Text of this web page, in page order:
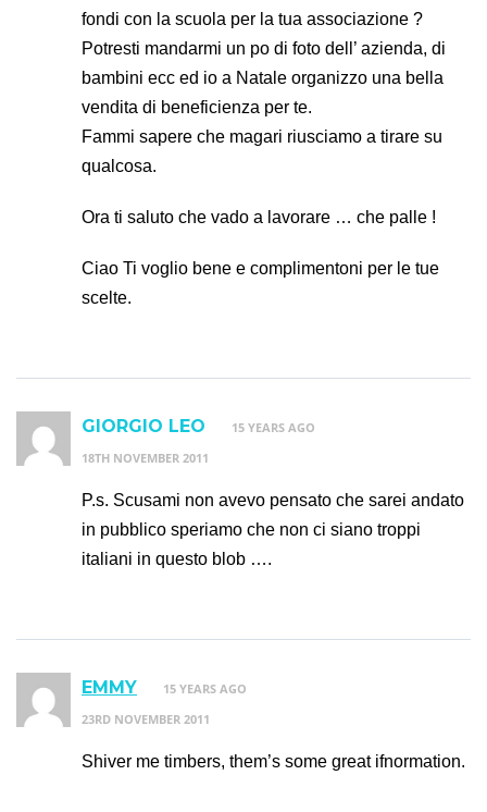
fondi con la scuola per la tua associazione ?
Potresti mandarmi un po di foto dell’ azienda, di
bambini ecc ed io a Natale organizzo una bella
vendita di beneficienza per te.
Fammi sapere che magari riusciamo a tirare su
qualcosa.
Ora ti saluto che vado a lavorare … che palle !
Ciao Ti voglio bene e complimentoni per le tue
scelte.
GIORGIO LEO
15 YEARS AGO
18TH NOVEMBER 2011
P.s. Scusami non avevo pensato che sarei andato
in pubblico speriamo che non ci siano troppi
italiani in questo blob ….
EMMY
15 YEARS AGO
23RD NOVEMBER 2011
Shiver me timbers, them’s some great ifnormation.